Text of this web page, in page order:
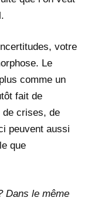
votre
Le
comme un
fait de
de crises, de
peuvent aussi
que
Dans le même